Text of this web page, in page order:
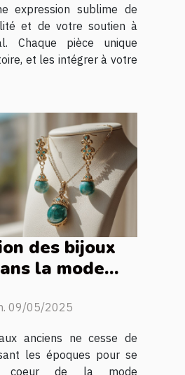
expression sublime de
et de votre soutien à
Chaque pièce unique
et les intégrer à votre
des bijoux
la mode
09/05/2025
anciens ne cesse de
les époques pour se
coeur de la mode